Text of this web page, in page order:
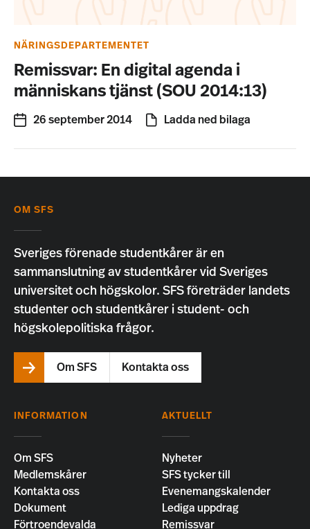
NÄRINGSDEPARTEMENTET
Remissvar: En digital agenda i
människans tjänst (SOU 2014:13)
26 september 2014 Ladda ned bilaga
OM SFS
Sveriges förenade studentkårer är en
sammanslutning av studentkårer vid Sveriges
universitet och högskolor. SFS företräder landets
studenter och studentkårer i student- och
högskolepolitiska frågor.
Om SFS Kontakta oss
INFORMATION
Om SFS
Medlemskårer
Kontakta oss
Dokument
Förtroendevalda
AKTUELLT
Nyheter
SFS tycker till
Evenemangskalender
Lediga uppdrag
Remissvar